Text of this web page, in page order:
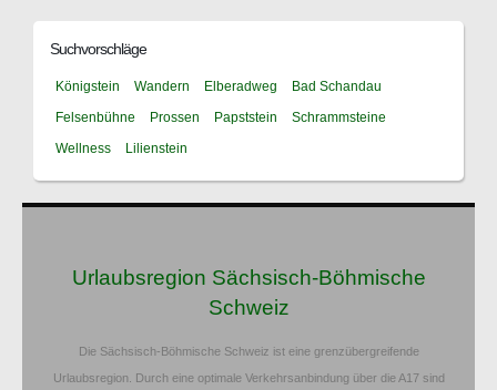
Suchvorschläge
Königstein Wandern Elberadweg
Bad Schandau
Felsenbühne
Prossen Papststein
Schrammsteine
Wellness
Lilienstein
Urlaubsregion Sächsisch-Böhmische
Schweiz
Die Sächsisch-Böhmische Schweiz ist eine grenzübergreifende
Urlaubsregion. Durch eine optimale Verkehrsanbindung über die A17 sind